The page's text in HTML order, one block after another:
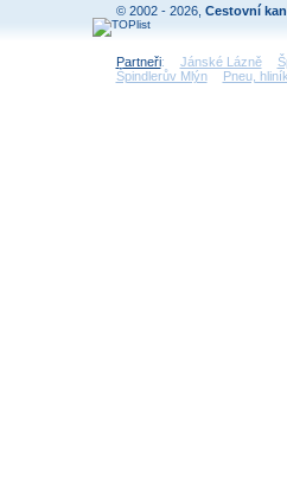
© 2002 - 2026, Cestovní
Partneři: Jánské Lázně
Špindlerův Mlýn
Pneu,